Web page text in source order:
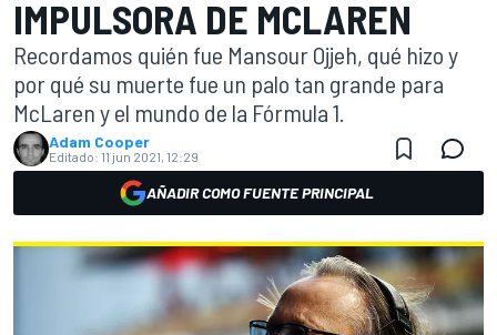
IMPULSORA DE MCLAREN
Recordamos quién fue Mansour Ojjeh, qué hizo y
por qué su muerte fue un palo tan grande para
McLaren y el mundo de la Fórmula 1.
Adam Cooper
Editado: 11 jun 2021, 12:29
AÑADIR COMO FUENTE PRINCIPAL